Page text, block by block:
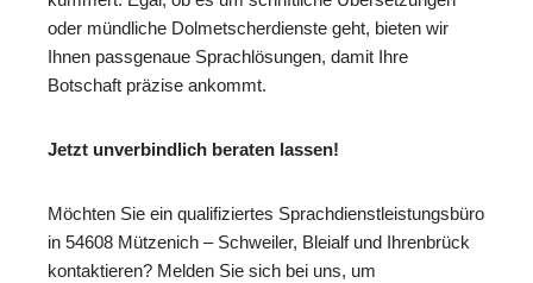
oder mündliche Dolmetscherdienste geht, bieten wir
Ihnen passgenaue Sprachlösungen, damit Ihre
Botschaft präzise ankommt.
Jetzt unverbindlich beraten lassen!
Möchten Sie ein qualifiziertes Sprachdienstleistungsbüro
in 54608 Mützenich – Schweiler, Bleialf und Ihrenbrück
kontaktieren? Melden Sie sich bei uns, um